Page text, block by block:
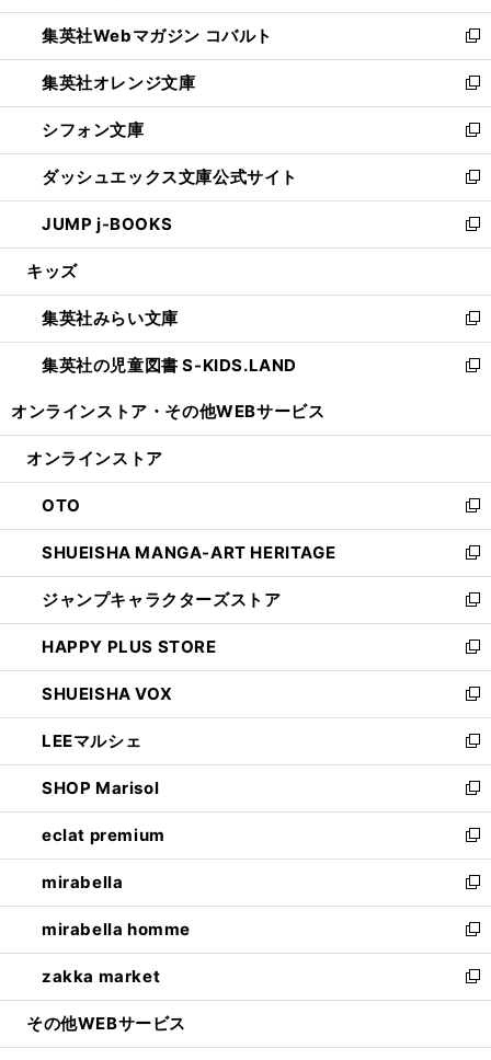
開
く
ウ
で
開
く
ン
ド
ウ
で
開
く
ウ
ィ
ン
ド
ウ
で
開
く
集英社Webマガジン コバルト
新
し
い
ウ
ィ
ン
ド
ウ
で
開
集英社オレンジ文庫
新
し
い
ウ
ィ
ン
ド
ウ
開
く
シフォン文庫
新
し
い
ウ
ィ
ン
ウ
で
開
く
ダッシュエックス文庫公式サイト
新
し
い
ウ
ン
ド
ウ
で
JUMP j-BOOKS
新
し
ウ
ィ
ン
ド
開
キッズ
集英社みらい文庫
新
し
い
ン
ウ
で
開
く
集英社の児童図書 S-KIDS.LAND
新
ウ
ン
ド
ウ
で
開
く
オンラインストア・ その他WEBサービス
オンラインストア
OTO
新
し
い
ウ
ィ
ン
ド
ウ
で
開
く
SHUEISHA MANGA-ART HERITAGE
新
し
い
ウ
ィ
ン
ド
ウ
で
開
く
ジャンプキャラクターズストア
新
し
い
ウ
ィ
ン
ド
ウ
で
開
く
HAPPY PLUS STORE
新
し
い
ウ
ィ
ン
ド
ウ
で
開
く
SHUEISHA VOX
新
し
い
ウ
ィ
ン
ド
ウ
で
開
く
LEEマルシェ
新
し
い
ウ
ィ
ン
ド
ウ
で
開
く
SHOP Marisol
新
し
い
ウ
ィ
ン
ド
ウ
で
開
eclat premium
新
し
い
ウ
ィ
ン
ド
ウ
開
mirabella
新
し
い
ウ
ィ
ン
ウ
mirabella homme
新
し
い
ウ
ン
zakka market
新
し
ウ
その他WEBサービス